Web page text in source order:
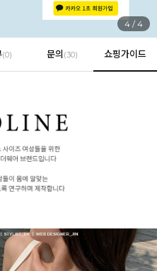
1 /4
(0) 문의 (30) 쇼핑가이드